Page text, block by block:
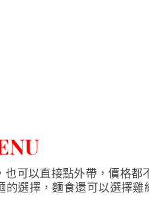
可以直接點外帶，價格
的選擇，麵食還可以選擇